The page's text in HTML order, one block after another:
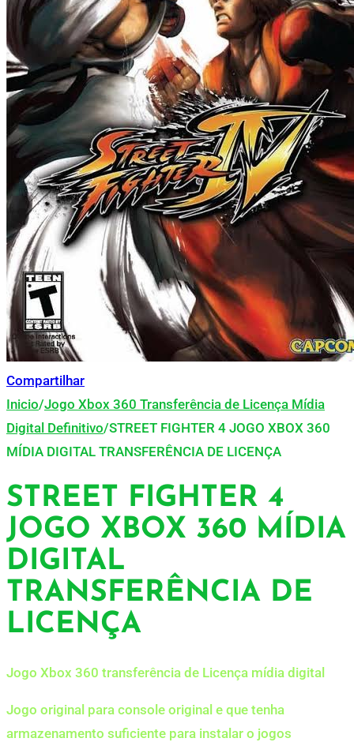
Compartilhar
Inicio/Jogo Xbox 360 Transferência de Licença Mídia
Digital Definitivo/STREET FIGHTER 4 JOGO XBOX 360
MÍDIA DIGITAL TRANSFERÊNCIA DE LICENÇA
STREET FIGHTER 4
JOGO XBOX 360 MÍDIA
DIGITAL
TRANSFERÊNCIA DE
LICENÇA
Jogo Xbox 360 transferência de Licença mídia digital
Jogo original para console original e que tenha
armazenamento suficiente para instalar o jogos